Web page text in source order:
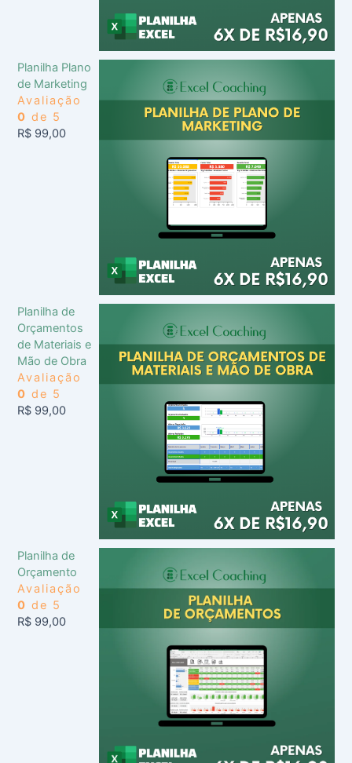
Planilha Plano
de Marketing
Avaliação
0 de 5
R$ 99,00
Planilha de
Orçamentos
de Materiais e
Mão de Obra
Avaliação
0 de 5
R$ 99,00
Planilha de
Orçamento
Avaliação
0 de 5
R$ 99,00